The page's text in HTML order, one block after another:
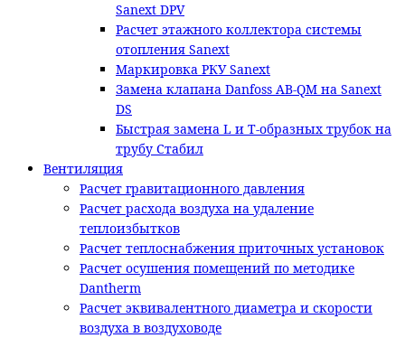
Sanext DPV
Расчет этажного коллектора системы
отопления Sanext
Маркировка РКУ Sanext
Замена клапана Danfoss AB-QM на Sanext
DS
Быстрая замена L и T-образных трубок на
трубу Стабил
Вентиляция
Расчет гравитационного давления
Расчет расхода воздуха на удаление
теплоизбытков
Расчет теплоснабжения приточных установок
Расчет осушения помещений по методике
Dantherm
Расчет эквивалентного диаметра и скорости
воздуха в воздуховоде